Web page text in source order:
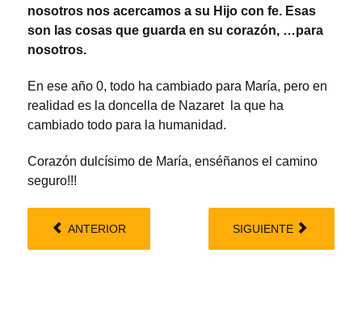
nosotros nos acercamos a su Hijo con fe. Esas
son las cosas que guarda en su corazón, …para
nosotros.
En ese año 0, todo ha cambiado para María, pero en
realidad es la doncella de Nazaret la que ha
cambiado todo para la humanidad.
Corazón dulcísimo de María, enséñanos el camino
seguro!!!
ANTERIOR SIGUIENTE